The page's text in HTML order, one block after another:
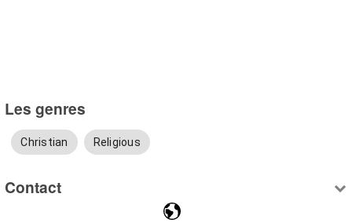
Les genres
Christian Religious
Contact